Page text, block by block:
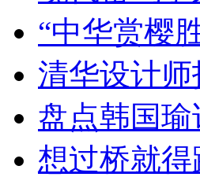
“中华赏樱
清华设计
盘点韩国
想过桥就